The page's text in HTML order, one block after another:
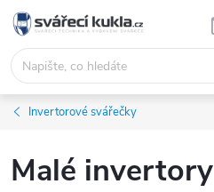
Přejít na obsah
Invertorové svářečky
Malé invertory